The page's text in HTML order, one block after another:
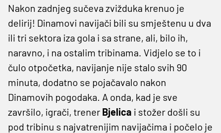
Nakon zadnjeg sučeva zvižduka krenuo je
delirij! Dinamovi navijači bili su smještenu u dva
ili tri sektora iza gola i sa strane, ali, bilo ih,
naravno, i na ostalim tribinama. Vidjelo se to i
čulo otpočetka, navijanje nije stalo svih 90
minuta, dodatno se pojačavalo nakon
Dinamovih pogodaka. A onda, kad je sve
završilo, igrači, trener Bjelica i stožer došli su
pod tribinu s najvatrenijim navijačima i počelo je